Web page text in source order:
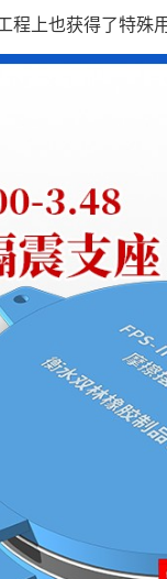
程上也获得了特殊